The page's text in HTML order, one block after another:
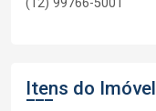
Itens do Imóvel